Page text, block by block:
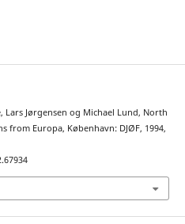
Lars Jørgensen og Michael Lund, North
from Europa, København: DJØF, 1994,